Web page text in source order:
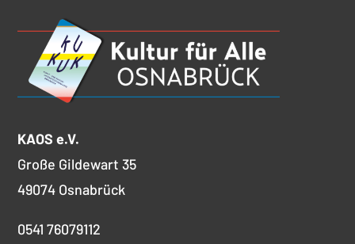
KAOS e.V.
Große Gildewart 35
49074 Osnabrück
0541 76079112